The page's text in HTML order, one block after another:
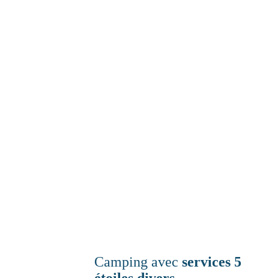
Camping avec services 5